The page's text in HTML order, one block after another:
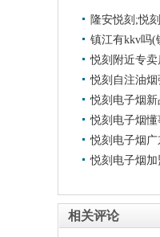
隆安悦刻;悦
镇江有kkv吗(
悦刻附近专
悦刻自注油
悦刻电子烟
悦刻电子烟
悦刻电子烟
悦刻电子烟
相关评论